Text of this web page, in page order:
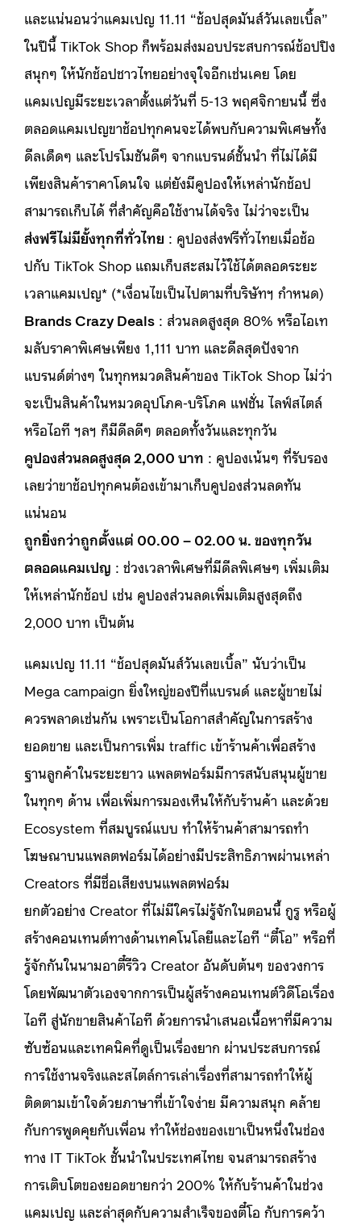
และแน่นอนว่าแคมเปญ 11.11 “ช้อปสุดมันส์วันเลขเบิ้ล”
ในปีนี้ TikTok Shop ก็พร้อมส่งมอบประสบการณ์ช้อปปิง
สนุกๆ ให้นักช้อปชาวไทยอย่างจุใจอีกเช่นเคย โดย
แคมเปญมีระยะเวลาตั้งแต่วันที่ 5-13 พฤศจิกายนนี้ ซึ่ง
ตลอดแคมเปญขาช้อปทุกคนจะได้พบกับความพิเศษทั้ง
ดีลเด็ดๆ และโปรโมชันดีๆ จากแบรนด์ชั้นนำ ที่ไม่ได้มี
เพียงสินค้าราคาโดนใจ แต่ยังมีคูปองให้เหล่านักช้อป
สามารถเก็บได้ ที่สำคัญคือใช้งานได้จริง ไม่ว่าจะเป็น
ส่งฟรีไม่มียั้งทุกที่ทั่วไทย : คูปองส่งฟรีทั่วไทยเมื่อช้อ
ปกับ TikTok Shop แถมเก็บสะสมไว้ใช้ได้ตลอดระยะ
เวลาแคมเปญ* (*เงื่อนไขเป็นไปตามที่บริษัทฯ กำหนด)
Brands Crazy Deals : ส่วนลดสูงสุด 80% หรือไอเท
มลับราคาพิเศษเพียง 1,111 บาท และดีลสุดปังจาก
แบรนด์ต่างๆ ในทุกหมวดสินค้าของ TikTok Shop ไม่ว่า
จะเป็นสินค้าในหมวดอุปโภค-บริโภค แฟชั่น ไลฟ์สไตล์
หรือไอที ฯลฯ ก็มีดีลดีๆ ตลอดทั้งวันและทุกวัน
คูปองส่วนลดสูงสุด 2,000 บาท : คูปองเน้นๆ ที่รับรอง
เลยว่าขาช้อปทุกคนต้องเข้ามาเก็บคูปองส่วนลดทัน
แน่นอน
ถูกยิ่งกว่าถูกตั้งแต่ 00.00 – 02.00 น. ของทุกวัน
ตลอดแคมเปญ : ช่วงเวลาพิเศษที่มีดีลพิเศษๆ เพิ่มเติม
ให้เหล่านักช้อป เช่น คูปองส่วนลดเพิ่มเติมสูงสุดถึง
2,000 บาท เป็นต้น
แคมเปญ 11.11 “ช้อปสุดมันส์วันเลขเบิ้ล” นับว่าเป็น
Mega campaign ยิ่งใหญ่ของปีที่แบรนด์ และผู้ขายไม่
ควรพลาดเช่นกัน เพราะเป็นโอกาสสำคัญในการสร้าง
ยอดขาย และเป็นการเพิ่ม traffic เข้าร้านค้าเพื่อสร้าง
ฐานลูกค้าในระยะยาว แพลตฟอร์มมีการสนับสนุนผู้ขาย
ในทุกๆ ด้าน เพื่อเพิ่มการมองเห็นให้กับร้านค้า และด้วย
Ecosystem ที่สมบูรณ์แบบ ทำให้ร้านค้าสามารถทำ
โฆษณาบนแพลตฟอร์มได้อย่างมีประสิทธิภาพผ่านเหล่า
Creators ที่มีชื่อเสียงบนแพลตฟอร์ม
ยกตัวอย่าง Creator ที่ไม่มีใครไม่รู้จักในตอนนี้ กูรู หรือผู้
สร้างคอนเทนต์ทางด้านเทคโนโลยีและไอที “ตี๋โอ” หรือที่
รู้จักกันในนามอาตี๋รีวิว Creator อันดับต้นๆ ของวงการ
โดยพัฒนาตัวเองจากการเป็นผู้สร้างคอนเทนต์วิดีโอเรื่อง
ไอที สู่นักขายสินค้าไอที ด้วยการนำเสนอเนื้อหาที่มีความ
ซับซ้อนและเทคนิคที่ดูเป็นเรื่องยาก ผ่านประสบการณ์
การใช้งานจริงและสไตล์การเล่าเรื่องที่สามารถทำให้ผู้
ติดตามเข้าใจด้วยภาษาที่เข้าใจง่าย มีความสนุก คล้าย
กับการพูดคุยกับเพื่อน ทำให้ช่องของเขาเป็นหนึ่งในช่อง
ทาง IT TikTok ชั้นนำในประเทศไทย จนสามารถสร้าง
การเติบโตของยอดขายกว่า 200% ให้กับร้านค้าในช่วง
แคมเปญ และล่าสุดกับความสำเร็จของตี๋โอ กับการคว้า